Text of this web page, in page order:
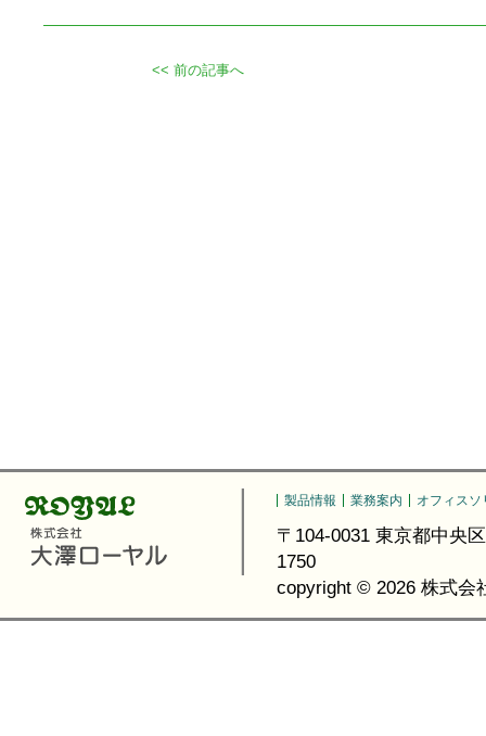
<< 前の記事へ
製品情報 業務案内 オフィスソ
〒104-0031 東京都中央
1750
copyright © 2026 株式会